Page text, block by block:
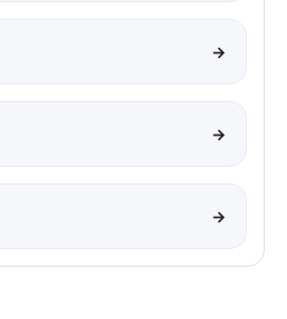
→
→
→